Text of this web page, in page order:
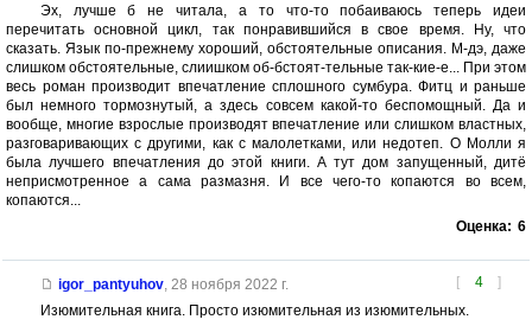
Эх, лучше б не читала, а то что-то побаиваюсь теперь идеи
перечитать основной цикл, так понравившийся в свое время. Ну, что
сказать. Язык по-прежнему хороший, обстоятельные описания. М-дэ, даже
слишком обстоятельные, слиишком об-бстоят-тельные так-кие-е... При этом
весь роман производит впечатление сплошного сумбура. Фитц и раньше
был немного тормознутый, а здесь совсем какой-то беспомощный. Да и
вообще, многие взрослые производят впечатление или слишком властных,
разговаривающих с другими, как с малолетками, или недотеп. О Молли я
была лучшего впечатления до этой книги. А тут дом запущенный, дитё
неприсмотренное а сама размазня. И все чего-то копаются во всем,
копаются...
Оценка: 6
[ 4 ]
igor_pantyuhov, 28 ноября 2022 г.
Изюмительная книга. Просто изюмительная из изюмительных.